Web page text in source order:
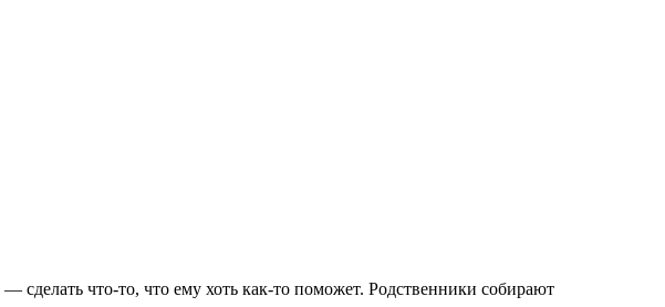
что-то, что ему хоть как-то поможет. Родственники собирают